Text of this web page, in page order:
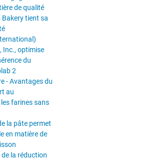
de qualité
tient sa
Inc., optimise
du
2
- Avantages du
au
farines sans
la pâte permet
en matière de
la réduction